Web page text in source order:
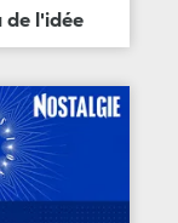
de l'idée